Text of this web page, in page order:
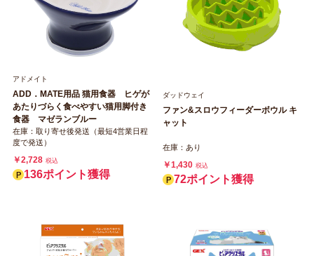
アドメイト
ADD．MATE用品 猫用食器 ヒゲが
あたりづらく食べやすい猫用脚付き
食器 マゼランブルー
在庫：取り寄せ後発送（最短4営業日程
度で発送）
￥2,728 税込
136ポイント獲得
ダッドウェイ
ファン&スロウフィーダーボウル キ
ャット
在庫：あり
￥1,430 税込
72ポイント獲得